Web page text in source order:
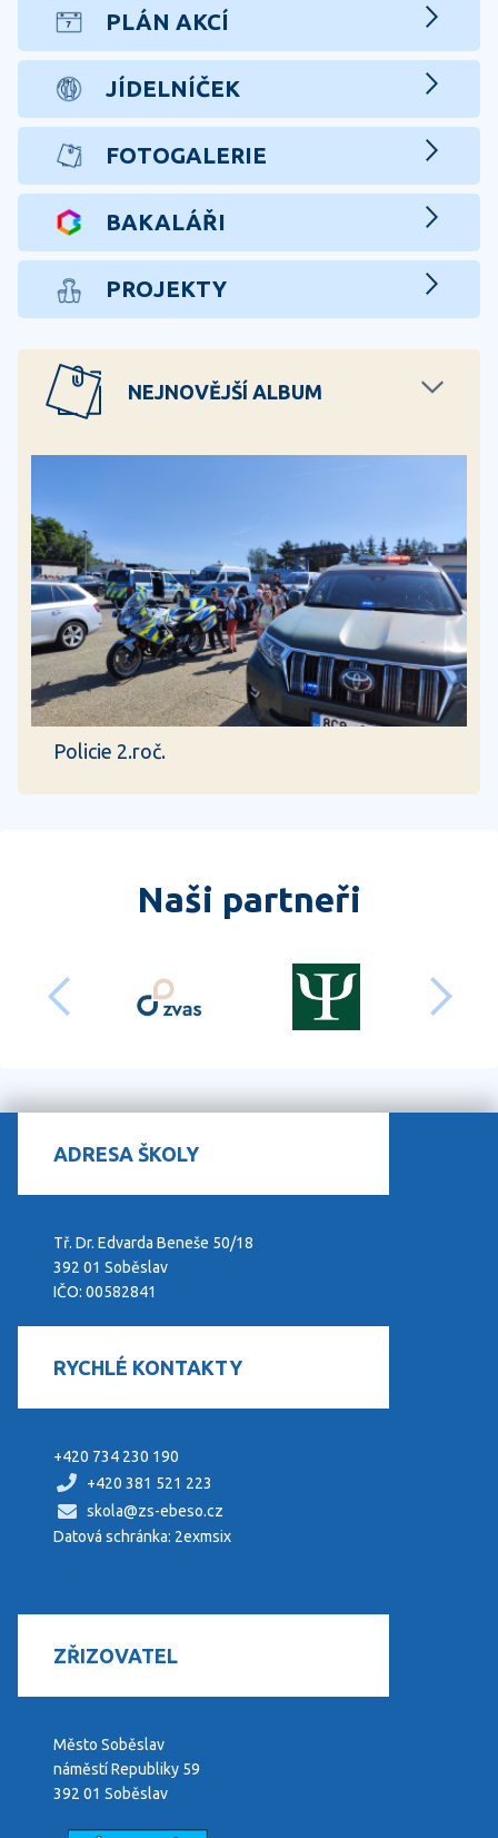
PLÁN AKCÍ
JÍDELNÍČEK
FOTOGALERIE
BAKALÁŘI
PROJEKTY
NEJNOVĚJŠÍ ALBUM
Policie 2.roč.
Naši partneři
ADRESA ŠKOLY
Tř. Dr. Edvarda Beneše 50/18
392 01 Soběslav
IČO: 00582841
RYCHLÉ KONTAKTY
+420 734 230 190
+420 381 521 223
skola@zs-ebeso.cz
Datová schránka: 2exmsix
ZŘIZOVATEL
Město Soběslav
náměstí Republiky 59
392 01 Soběslav